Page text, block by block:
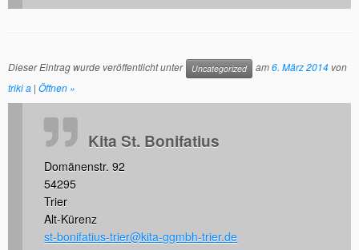
Dieser Eintrag wurde veröffentlicht unter Uncategorized am6. März 2014 von
triki a | Öffnen »
Kita St. Bonifatius
Domänenstr. 92
54295
Trier
Alt-Kürenz
st-bonifatius-trier@kita-ggmbh-trier.de